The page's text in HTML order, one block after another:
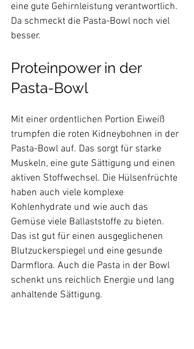
eine gute Gehirnleistung verantwortlich.
Da schmeckt die Pasta-Bowl noch viel
besser.
Proteinpower in der
Pasta-Bowl
Mit einer ordentlichen Portion Eiweiß
trumpfen die roten Kidneybohnen in der
Pasta-Bowl auf. Das sorgt für starke
Muskeln, eine gute Sättigung und einen
aktiven Stoffwechsel. Die Hülsenfrüchte
haben auch viele komplexe
Kohlenhydrate und wie auch das
Gemüse viele Ballaststoffe zu bieten.
Das ist gut für einen ausgeglichenen
Blutzuckerspiegel und eine gesunde
Darmflora. Auch die Pasta in der Bowl
schenkt uns reichlich Energie und lang
anhaltende Sättigung.